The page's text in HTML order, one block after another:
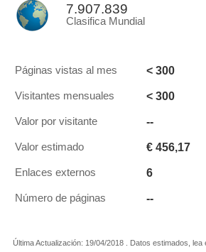
7.907.839
Clasifica Mundial
Páginas vistas al mes < 300
Visitantes mensuales < 300
Valor por visitante --
Valor estimado € 456,17
Enlaces externos 6
Número de páginas --
Última Actualización: 19/04/2018 . Datos estimados, lea